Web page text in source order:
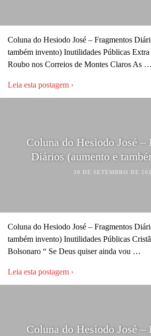
Coluna do Hesiodo José – Fragmentos
também invento) Inutilidades Públicas
Roubo nos Correios de Montes Claros As …
Leia esta postagem ›
Coluna do Hesiodo José –
Diários (aumento e
30 DE SETEMBRO DE
Coluna do Hesiodo José – Fragmentos
também invento) Inutilidades Públicas
Bolsonaro “ Se Deus quiser ainda vou …
Leia esta postagem ›
Coluna do Hesiodo José –